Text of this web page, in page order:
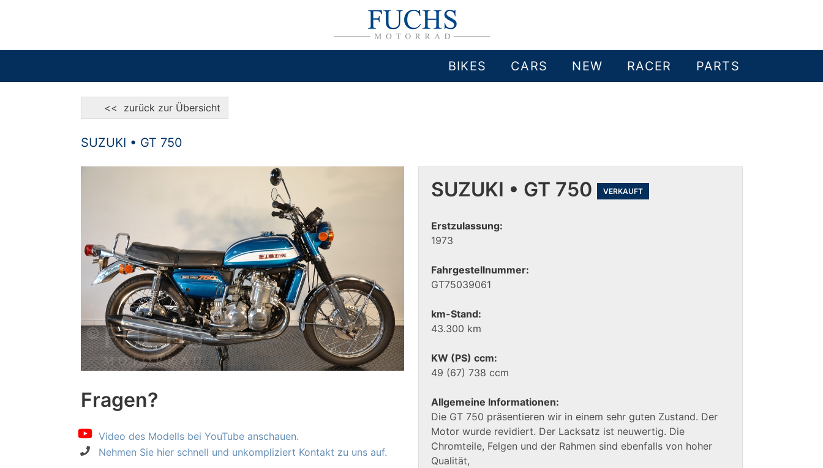
BIKES CARS NEW RACER PARTS
<< zurück zur Übersicht
SUZUKI • GT 750
Fragen?
Video des Modells bei YouTube anschauen.
Nehmen Sie hier schnell und unkompliziert Kontakt zu uns auf.
SUZUKI • GT 750 VERKAUFT
Erstzulassung:
1973
Fahrgestellnummer:
GT75039061
km-Stand:
43.300 km
KW (PS) ccm:
49 (67) 738 ccm
Allgemeine Informationen:
Die GT 750 präsentieren wir in einem sehr guten Zustand. Der
Motor wurde revidiert. Der Lacksatz ist neuwertig. Die
Chromteile, Felgen und der Rahmen sind ebenfalls von hoher
Qualität,